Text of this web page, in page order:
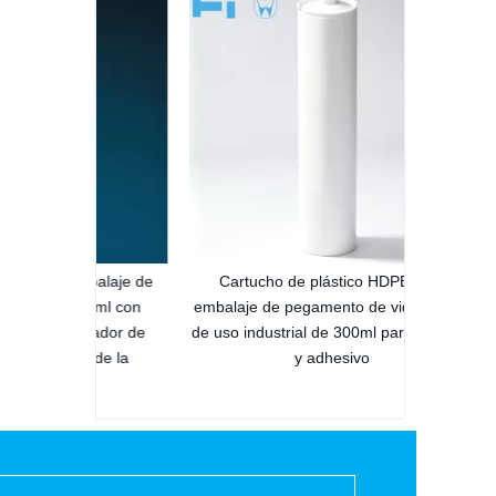
Cartucho de plástico HDPE para
embalaje de pegamento de vidrio vacío
de uso industrial de 300ml para sellador